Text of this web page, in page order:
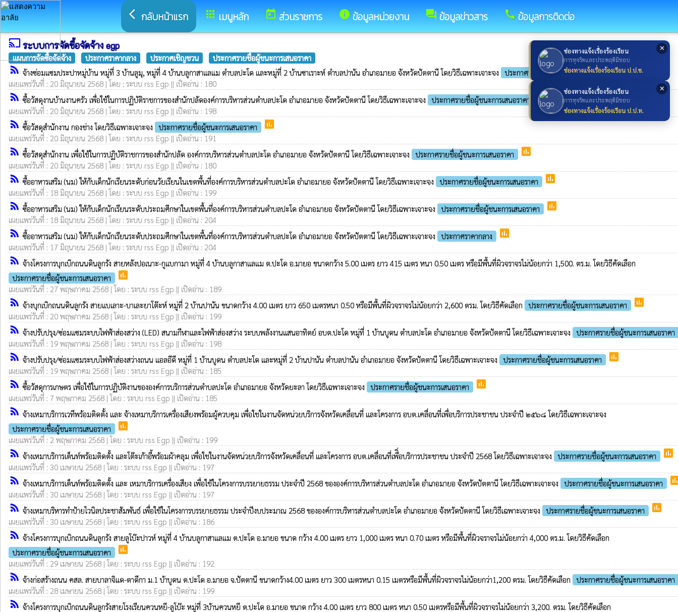
✕
ช่องทางแจ้งเรื่องร้องเรียน
การทุจริตและประพฤติมิชอบ
ช่องทางแจ้งเรื่องร้องเรียน ป.ป.ช.
✕
ช่องทางแจ้งเรื่องร้องเรียน
การทุจริตและประพฤติมิชอบ
ช่องทางแจ้งเรื่องร้องเรียน ป.ป.ท.
arrow_back_ios กลับหน้าแรก apps เมนูหลัก today ส่วนราชการ info ข้อมูลหน่วยงาน forum ข้อมูลข่าวสาร call ข้อมูลการติดต่อ
castระบบการจัดซื้อจัดจ้าง egp
แผนการจัดซื้อจัดจ้าง ประกาศราคากลาง ประกาศเชิญชวน ประกาศรายชื่อผู้ชนะการเสนอราคา
rss_feed จ้างซ่อมแซมประปาหมู่บ้าน หมู่ที่ 3 บ้านลูมุ, หมู่ที่ 4 บ้านบลูกาสาแลแม ตำบลปะโด และหมู่ที่ 2 บ้านซาเราะห์ ตำบลปานัน อำเภอมายอ จังหวัดปัตตานี โดยวิธีเฉพาะเจาะจง ประกาศรายชื่อผู้ชนะการเสนอราคา poll
เผยแพร่วันที่ : 20 มิถุนายน 2568 | โดย : ระบบ rss Egp || เปิดอ่าน : 180
rss_feed ซื้อวัสดุงานบ้านงานครัว เพื่อใช้ในการปฏิบัติราชการของสำนักปลัดองค์การบริหารส่วนตำบลปะโด อำเภอมายอ จังหวัดปัตตานี โดยวิธีเฉพาะเจาะจง ประกาศรายชื่อผู้ชนะการเสนอราคา poll
เผยแพร่วันที่ : 20 มิถุนายน 2568 | โดย : ระบบ rss Egp || เปิดอ่าน : 198
rss_feed ซื้อวัสดุสำนักงาน กองช่าง โดยวิธีเฉพาะเจาะจง ประกาศรายชื่อผู้ชนะการเสนอราคา poll
เผยแพร่วันที่ : 20 มิถุนายน 2568 | โดย : ระบบ rss Egp || เปิดอ่าน : 191
rss_feed ซื้อวัสดุสำนักงาน เพื่อใช้ในการปฏิบัติราชการของสำนักปลัด องค์การบริหารส่วนตำบลปะโด อำเภอมายอ จังหวัดปัตตานี โดยวิธีเฉพาะเจาะจง ประกาศรายชื่อผู้ชนะการเสนอราคา poll
เผยแพร่วันที่ : 20 มิถุนายน 2568 | โดย : ระบบ rss Egp || เปิดอ่าน : 180
rss_feed ซื้ออาหารเสริม (นม) ให้กับเด็กนักเรียนระดับก่อนวัยเรียนในเขตพื้นที่องค์การบริหารส่วนตำบลปะโด อำเภอมายอ จังหวัดปัตตานี โดยวิธีเฉพาะเจาะจง ประกาศรายชื่อผู้ชนะการเสนอราคา poll
เผยแพร่วันที่ : 18 มิถุนายน 2568 | โดย : ระบบ rss Egp || เปิดอ่าน : 199
rss_feed ซื้ออาหารเสริม (นม) ให้กับเด็กนักเรียนระดับประถมศึกษาในเขตพื้นที่องค์การบริหารส่วนตำบลปะโด อำเภอมายอ จังหวัดปัตตานี โดยวิธีเฉพาะเจาะจง ประกาศรายชื่อผู้ชนะการเสนอราคา poll
เผยแพร่วันที่ : 18 มิถุนายน 2568 | โดย : ระบบ rss Egp || เปิดอ่าน : 204
rss_feed ซื้ออาหารเสริม (นม) ให้กับเด็กนักเรียนระดับประถมศึกษาในเขตพื้นที่องค์การบริหารส่วนตำบลปะโด อำเภอมายอ จังหวัดปัตตานี โดยวิธีเฉพาะเจาะจง ประกาศราคากลาง poll
เผยแพร่วันที่ : 17 มิถุนายน 2568 | โดย : ระบบ rss Egp || เปิดอ่าน : 204
rss_feed จ้างโครงการบุกเบิกถนนดินลูกรัง สายหลังปอเนาะ-กูแบกามา หมู่ที่ 4 บ้านบลูกาสาแลแม ต.ปะโด อ.มายอ ขนาดกว้าง 5.00 เมตร ยาว 415 เมตร หนา 0.50 เมตร หรือมีพื้นที่ผิวจราจรไม่น้อยกว่า 1,500. ตร.ม. โดยวิธีคัดเลือก
ประกาศรายชื่อผู้ชนะการเสนอราคา
poll
เผยแพร่วันที่ : 27 พฤษภาคม 2568 | โดย : ระบบ rss Egp || เปิดอ่าน : 189
rss_feed จ้างบุกเบิกถนนดินลูกรัง สายแบเลาะ-บาเละยาโต๊ะห์ หมู่ที่ 2 บ้านปานัน ขนาดกว้าง 4.00 เมตร ยาว 650 เมตรหนา 0.50 หรือมีพื้นที่ผิวจราจรไม่น้อยกว่า 2,600 ตรม. โดยวิธีคัดเลือก ประกาศรายชื่อผู้ชนะการเสนอราคา poll
เผยแพร่วันที่ : 20 พฤษภาคม 2568 | โดย : ระบบ rss Egp || เปิดอ่าน : 199
rss_feed จ้างปรับปรุง/ซ่อมแซมระบบไฟฟ้าส่องสว่าง (LED) สนามกีฬาและไฟฟ้าส่องสว่าง ระบบพลังงานแสนอาทิตย์ อบต.ปะโด หมู่ที่ 1 บ้านบูดน ตำบลปะโด อำเภอมายอ จังหวัดปัตตานี โดยวิธีเฉพาะเจาะจง
ประกาศรายชื่อผู้ชนะการเสนอราคา
เผยแพร่วันที่ : 19 พฤษภาคม 2568 | โดย : ระบบ rss Egp || เปิดอ่าน : 198
rss_feed จ้างปรับปรุง/ซ่อมแซมระบบไฟฟ้าส่องสว่างถนน แอลอีดี หมู่ที่ 1 บ้านบูดน ตำบลปะโด และหมู่ที่ 2 บ้านปานัน ตำบลปานัน อำเภอมายอ จังหวัดปัตตานี โดยวิธีเฉพาะเจาะจง ประกาศรายชื่อผู้ชนะการเสนอราคา poll
เผยแพร่วันที่ : 19 พฤษภาคม 2568 | โดย : ระบบ rss Egp || เปิดอ่าน : 185
rss_feed ซื้อวัสดุการเกษตร เพื่อใช้ในการปฏิบัติงานขององค์การบริการส่วนตำบลปะโด อำเภอมายอ จังหวัดยะลา โดยวิธีเฉพาะเจาะจง ประกาศรายชื่อผู้ชนะการเสนอราคา poll
เผยแพร่วันที่ : 7 พฤษภาคม 2568 | โดย : ระบบ rss Egp || เปิดอ่าน : 185
rss_feed จ้างเหมาบริการเวทีพร้อมติดตั้ง และ จ้างเหมาบริการเครื่องเสียงพร้อมผู้ควบคุม เพื่อใชในงานจัดหน่วยบริการจังหวัดเคลื่อนที่ และโครงการ อบต.เคลื่อนที่เพื่อบริการประชาชน ประจำปี ๒๕๖๘ โดยวิธีเฉพาะเจาะจง
ประกาศรายชื่อผู้ชนะการเสนอราคา
poll
เผยแพร่วันที่ : 2 พฤษภาคม 2568 | โดย : ระบบ rss Egp || เปิดอ่าน : 199
rss_feed จ้างเหมาบริการเต็นท์พร้อมติดตั้ง และโต๊ะเก้าอี้พร้อมผ้าคลุม เพื่อใชในงานจัดหน่วยบริการจังหวัดเคลื่อนที่ และโครงการ อบต.เคลื่อนที่เพืิ่อบริการประชาชน ประจำปี 2568 โดยวิธีเฉพาะเจาะจง ประกาศรายชื่อผู้ชนะการเสนอราคา poll
เผยแพร่วันที่ : 30 เมษายน 2568 | โดย : ระบบ rss Egp || เปิดอ่าน : 197
rss_feed จ้างเหมาบริการเต็นท์พร้อมติดตั้ง และ เหมาบริการเครื่องเสียง เพื่อใช้ในโครงการบรรยายธรรม ประจำปี 2568 ขององค์การบริหารส่วนตำบลปะโด อำเภอมายอ จังหวัดปัตตานี โดยวิธีเฉพาะเจาะจง ประกาศรายชื่อผู้ชนะการเสนอราคา
เผยแพร่วันที่ : 30 เมษายน 2568 | โดย : ระบบ rss Egp || เปิดอ่าน : 197
rss_feed จ้างเหมาบริหารทำป้ายไวนิลประชาสัมพันธ์ เพื่อใช้ในโครงการบรรยายธรรม ประจำปีงบประมาณ 2568 ขององค์การบริหารส่วนตำบลปะโด อำเภอมายอ จังหวัดปัตตานี โดยวิธีเฉพาะเจาะจง ประกาศรายชื่อผู้ชนะการเสนอราคา poll
เผยแพร่วันที่ : 30 เมษายน 2568 | โดย : ระบบ rss Egp || เปิดอ่าน : 186
rss_feed จ้างโครงการบุกเบิกถนนดินลูกรัง สายลูโบ๊ะปาวห์ หมู่ที่ 4 บ้านบลูกาสาแลแม ต.ปะโด อ.มายอ ขนาด กว้าง 4.00 เมตร ยาว 1,000 เมตร หนา 0.70 เมตร หรือมีพื้นที่ผิวจราจรไม่น้อยกว่า 4,000 ตร.ม. โดยวิธีคัดเลือก
ประกาศรายชื่อผู้ชนะการเสนอราคา
poll
เผยแพร่วันที่ : 29 เมษายน 2568 | โดย : ระบบ rss Egp || เปิดอ่าน : 192
rss_feed จ้างก่อสร้างถนน คสล. สายบาลาจิแด-ตาดีกา ม.1 บ้าบูดน ต.ปะโด อ.มายอ จ.ปัตตานี ขนาดกว้าง4.00 เมตร ยาว 300 เมตรหนา 0.15 เมตรหรือมีพื้นที่ผิวจราจรไม่น้อยกว่า1,200 ตรม. โดยวิธีคัดเลือก
ประกาศรายชื่อผู้ชนะการเสนอราคา
เผยแพร่วันที่ : 28 เมษายน 2568 | โดย : ระบบ rss Egp || เปิดอ่าน : 199
rss_feed จ้างโครงการบุกเบิกถนนดินลูกรังสายโรงเรียนควนหยี-ลูโบ๊ะ หมู่ที่ 3บ้านควนหยี ต.ปะโด อ.มายอ ขนาด กว้าง 4.00 เมตร ยาว 800 เมตร หนา 0.50 เมตรหรือมีพื้นที่ผิวจราจรไม่น้อยกว่า 3,200. ตรม. โดยวิธีคัดเลือก